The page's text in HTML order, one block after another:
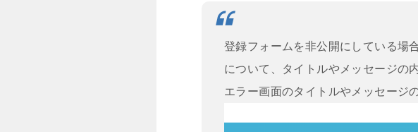
登録フォームを非公開にしている場
について、タイトルやメッセージの
エラー画面のタイトルやメッセージ